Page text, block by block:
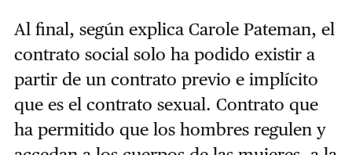
Al final, según explica Carole Pateman, el
contrato social solo ha podido existir a
partir de un contrato previo e implícito
que es el contrato sexual. Contrato que
ha permitido que los hombres regulen y